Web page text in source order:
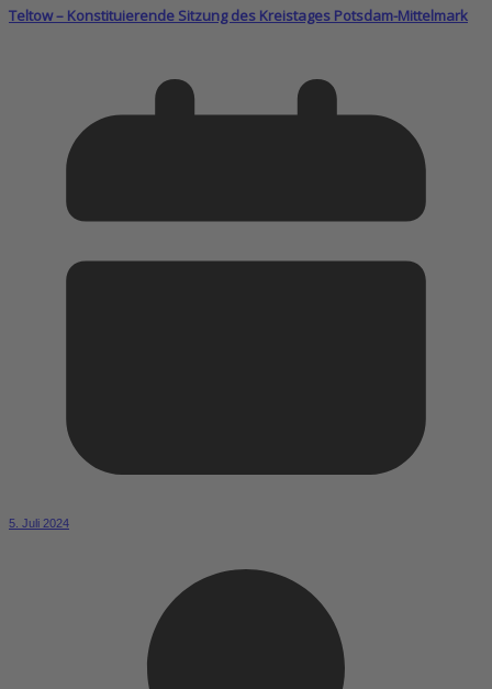
Teltow – Konstituierende Sitzung des Kreistages Potsdam-Mittelmark
5. Juli 2024